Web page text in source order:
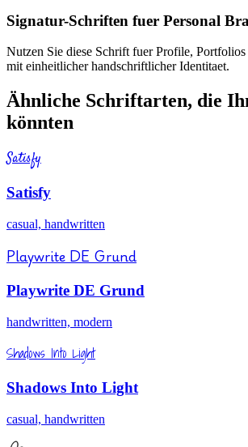
Signatur-Schriften fuer Personal
Nutzen Sie diese Schrift fuer Profile,
mit einheitlicher handschriftlicher Identitaet.
Ähnliche Schriftarten, die
könnten
Satisfy
Satisfy
casual, handwritten
Playwrite DE Grund
Playwrite DE Grund
handwritten, modern
Shadows Into Light
Shadows Into Light
casual, handwritten